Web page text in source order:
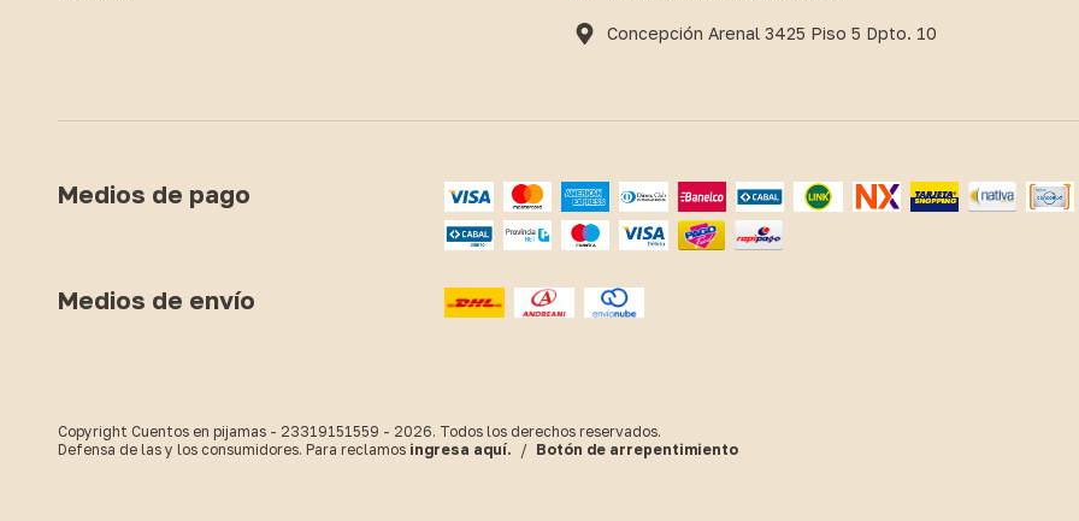
Concepción Arenal 3425 Piso 5 Dpto. 10
Medios de pago
Medios de envío
Copyright Cuentos en pijamas - 23319151559 - 2026. Todos los derechos reservados.
Defensa de las y los consumidores. Para reclamos ingresa aquí. / Botón de arrepentimiento